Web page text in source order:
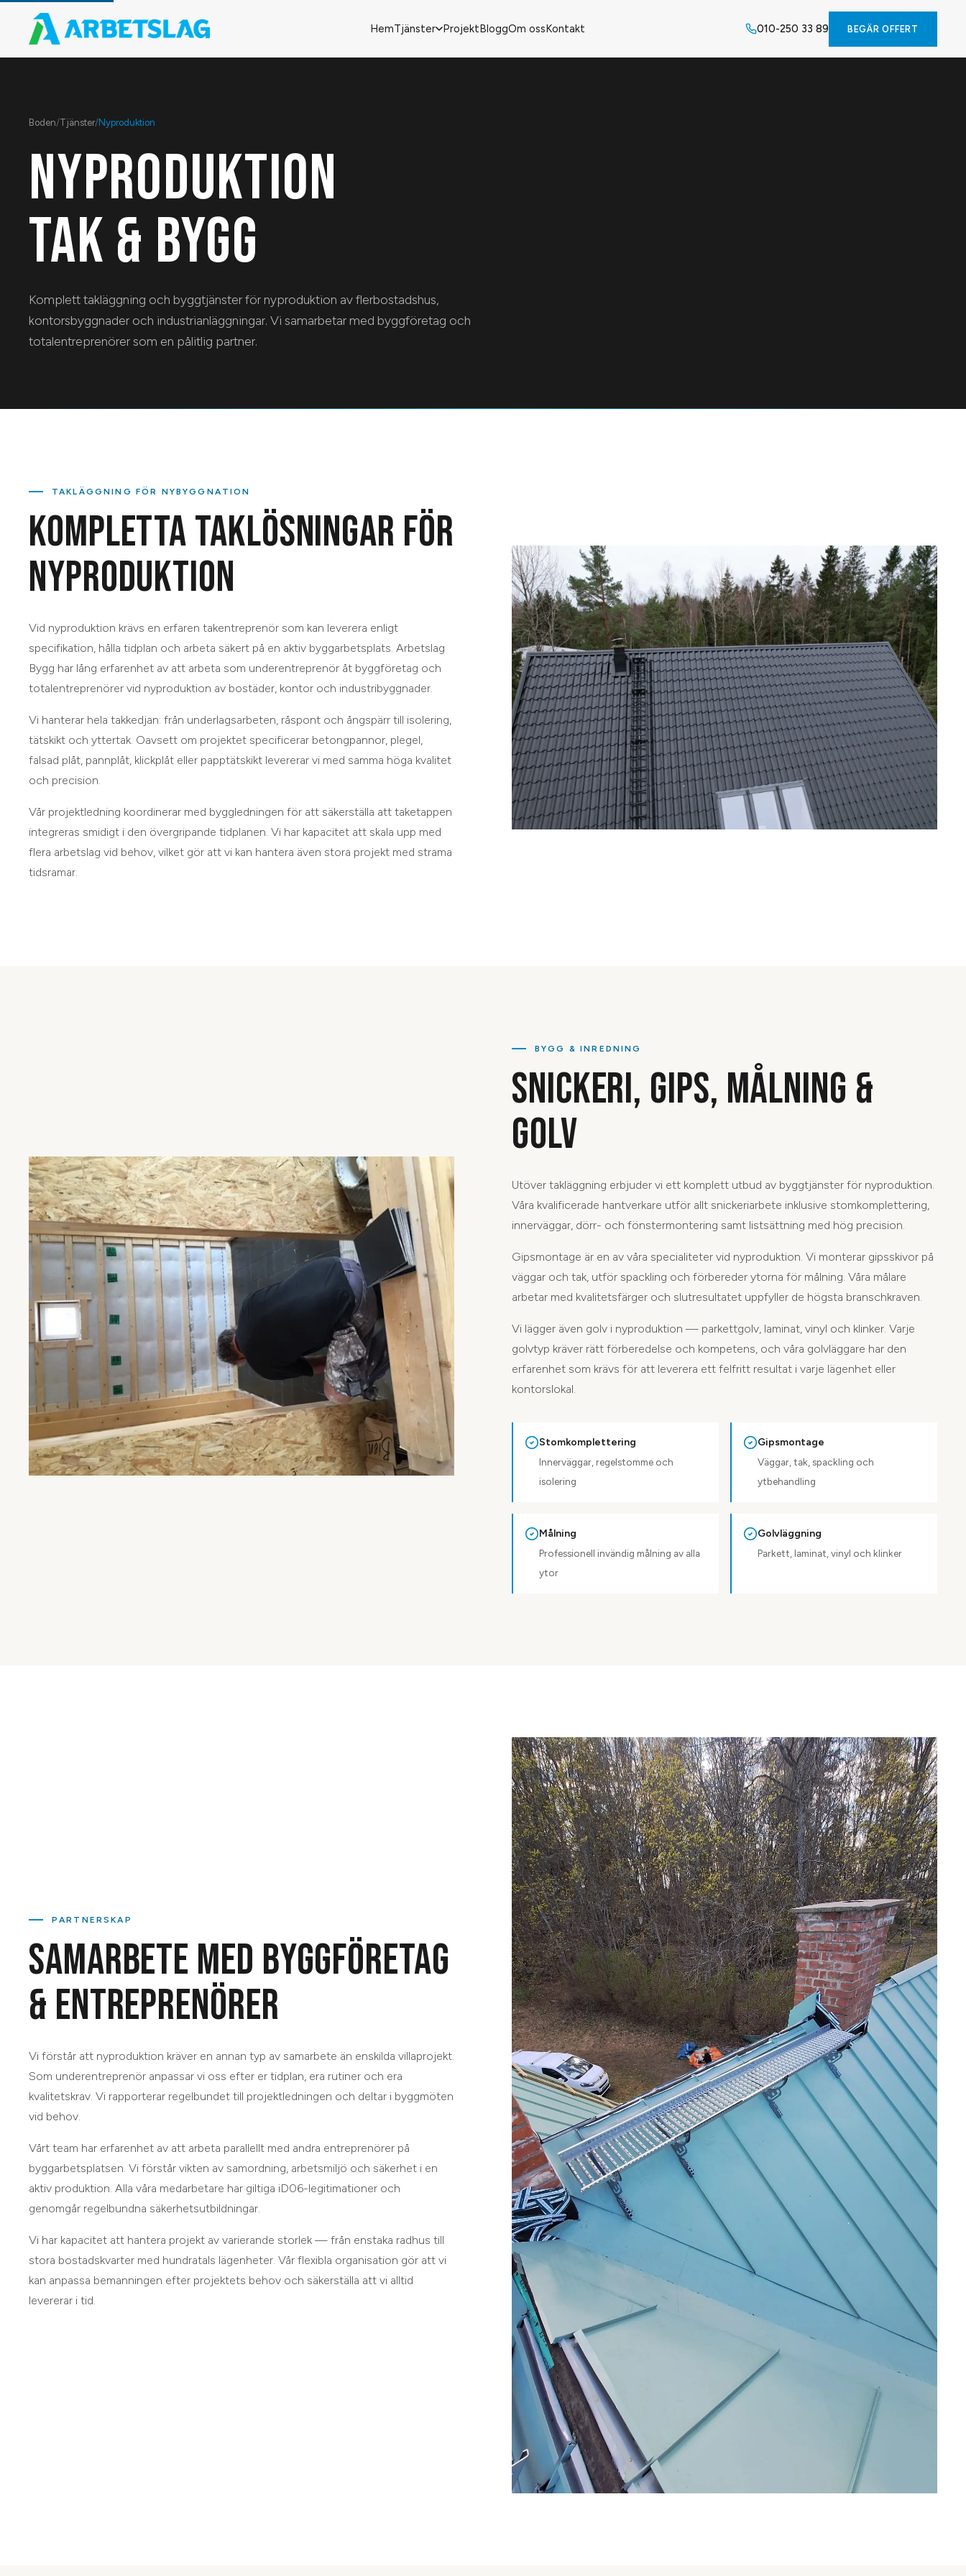
HemTjänster ProjektBloggOm ossKontakt 010-250 33 89 BEGÄR OFFERT
Boden/Tjänster/Nyproduktion
NYPRODUKTION
TAK & BYGG
Komplett takläggning och byggtjänster för nyproduktion av flerbostadshus,
kontorsbyggnader och industrianläggningar. Vi samarbetar med byggföretag och
totalentreprenörer som en pålitlig partner.
TAKLÄGGNING FÖR NYBYGGNATION
KOMPLETTA TAKLÖSNINGAR FÖR
NYPRODUKTION
Vid nyproduktion krävs en erfaren takentreprenör som kan leverera enligt
specifikation, hålla tidplan och arbeta säkert på en aktiv byggarbetsplats. Arbetslag
Bygg har lång erfarenhet av att arbeta som underentreprenör åt byggföretag och
totalentreprenörer vid nyproduktion av bostäder, kontor och industribyggnader.
Vi hanterar hela takkedjan: från underlagsarbeten, råspont och ångspärr till isolering,
tätskikt och yttertak. Oavsett om projektet specificerar betongpannor, plegel,
falsad plåt, pannplåt, klickplåt eller papptätskikt levererar vi med samma höga kvalitet
och precision.
Vår projektledning koordinerar med byggledningen för att säkerställa att taketappen
integreras smidigt i den övergripande tidplanen. Vi har kapacitet att skala upp med
flera arbetslag vid behov, vilket gör att vi kan hantera även stora projekt med strama
tidsramar.
BYGG & INREDNING
SNICKERI, GIPS, MÅLNING &
GOLV
Utöver takläggning erbjuder vi ett komplett utbud av byggtjänster för nyproduktion.
Våra kvalificerade hantverkare utför allt snickeriarbete inklusive stomkomplettering,
innerväggar, dörr- och fönstermontering samt listsättning med hög precision.
Gipsmontage är en av våra specialiteter vid nyproduktion. Vi monterar gipsskivor på
väggar och tak, utför spackling och förbereder ytorna för målning. Våra målare
arbetar med kvalitetsfärger och slutresultatet uppfyller de högsta branschkraven.
Vi lägger även golv i nyproduktion — parkettgolv, laminat, vinyl och klinker. Varje
golvtyp kräver rätt förberedelse och kompetens, och våra golvläggare har den
erfarenhet som krävs för att leverera ett felfritt resultat i varje lägenhet eller
kontorslokal.
Stomkomplettering
Innerväggar, regelstomme och
isolering
Gipsmontage
Väggar, tak, spackling och
ytbehandling
Målning
Professionell invändig målning av alla
ytor
Golvläggning
Parkett, laminat, vinyl och klinker
PARTNERSKAP
SAMARBETE MED BYGGFÖRETAG
& ENTREPRENÖRER
Vi förstår att nyproduktion kräver en annan typ av samarbete än enskilda villaprojekt.
Som underentreprenör anpassar vi oss efter er tidplan, era rutiner och era
kvalitetskrav. Vi rapporterar regelbundet till projektledningen och deltar i byggmöten
vid behov.
Vårt team har erfarenhet av att arbeta parallellt med andra entreprenörer på
byggarbetsplatsen. Vi förstår vikten av samordning, arbetsmiljö och säkerhet i en
aktiv produktion. Alla våra medarbetare har giltiga iD06-legitimationer och
genomgår regelbundna säkerhetsutbildningar.
Vi har kapacitet att hantera projekt av varierande storlek — från enstaka radhus till
stora bostadskvarter med hundratals lägenheter. Vår flexibla organisation gör att vi
kan anpassa bemanningen efter projektets behov och säkerställa att vi alltid
levererar i tid.